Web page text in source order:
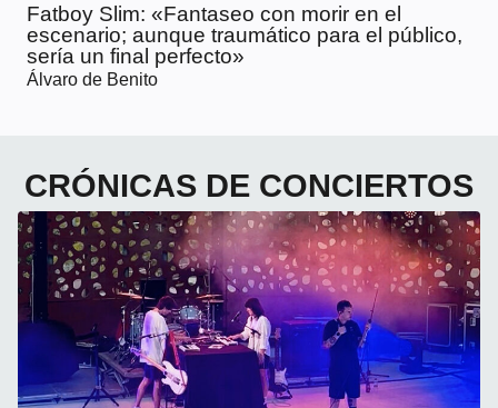
Fatboy Slim: «Fantaseo con morir en el
escenario; aunque traumático para el público,
sería un final perfecto»
Álvaro de Benito
CRÓNICAS DE CONCIERTOS